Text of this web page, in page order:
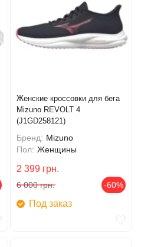
Женские кроссовки для бега
Mizuno REVOLT 4
(J1GD258121)
Бренд: Mizuno
Пол: Женщины
2 399 грн.
6 000 грн. -60%
Под заказ